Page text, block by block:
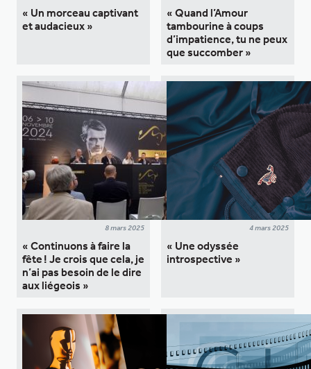
« Un morceau captivant
et audacieux »
« Quand l’Amour
tambourine à coups
d’impatience, tu ne peux
que succomber »
8 mars 2025
« Continuons à faire la
fête ! Je crois que cela, je
n’ai pas besoin de le dire
aux liégeois »
4 mars 2025
« Une odyssée
introspective »